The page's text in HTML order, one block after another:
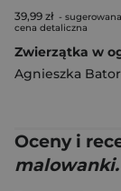
39,99 zł - sugerowana
cena detaliczna
Agnieszka Bator
Oceny i